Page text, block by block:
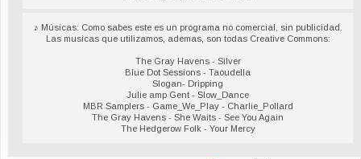
♪ Músicas: Como sabes este es un programa no comercial, sin publicidad.
Las musicas que utilizamos, ademas, son todas Creative Commons:
The Gray Havens - Silver
Blue Dot Sessions - Taoudella
Slogan- Dripping
Julie amp Gent - Slow_Dance
MBR Samplers - Game_We_Play - Charlie_Pollard
The Gray Havens - She Waits - See You Again
The Hedgerow Folk - Your Mercy